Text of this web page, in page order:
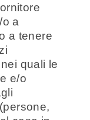
a
a tenere
quali le
e/o